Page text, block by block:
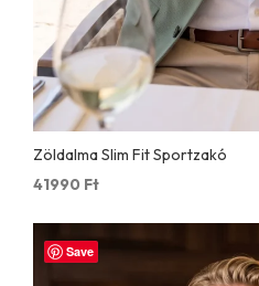
Zöldalma Slim Fit Sportzakó
41990 Ft
Save